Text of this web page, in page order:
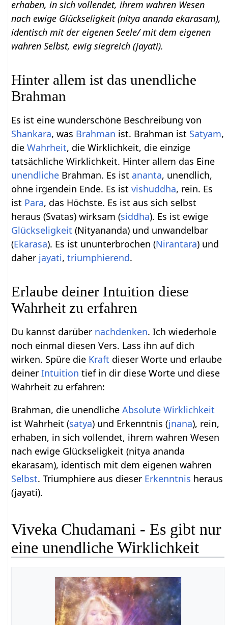
erhaben, in sich vollendet, ihrem wahren Wesen
nach ewige Glückseligkeit (nitya ananda ekarasam),
identisch mit der eigenen Seele/ mit dem eigenen
wahren Selbst, ewig siegreich (jayati).
Hinter allem ist das unendliche
Brahman
Es ist eine wunderschöne Beschreibung von
Shankara, was Brahman ist. Brahman ist Satyam,
dieWahrheit, die Wirklichkeit, die einzige
tatsächliche Wirklichkeit. Hinter allem das Eine
unendliche Brahman. Es ist ananta, unendlich,
ohne irgendein Ende. Es istvishuddha, rein. Es
ist Para, das Höchste. Es ist aus sich selbst
heraus (Svatas) wirksam (siddha). Es ist ewige
Glückseligkeit (Nityananda) und unwandelbar
(Ekarasa). Es ist ununterbrochen (Nirantara) und
daher jayati,triumphierend.
Erlaube deiner Intuition diese
Wahrheit zu erfahren
Du kannst darüber nachdenken. Ich wiederhole
noch einmal diesen Vers. Lass ihn auf dich
wirken. Spüre die Kraft dieser Worte und erlaube
deinerIntuition tief in dir diese Worte und diese
Wahrheit zu erfahren:
Brahman, die unendlicheAbsolute Wirklichkeit
ist Wahrheit (satya) und Erkenntnis (jnana), rein,
erhaben, in sich vollendet, ihrem wahren Wesen
nach ewige Glückseligkeit (nitya ananda
ekarasam), identisch mit dem eigenen wahren
Selbst. Triumphiere aus dieser Erkenntnis heraus
(jayati).
Viveka Chudamani - Es gibt nur
eine unendliche Wirklichkeit